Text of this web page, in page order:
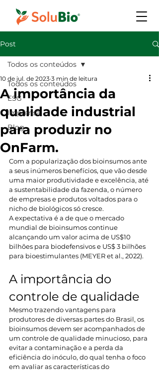
Post
Todos os conteúdos
ESG
Imprensa
Blog
Todos os conteúdos
A importância da
qualidade industrial
para produzir no
OnFarm.
10 de jul. de 2023 3 min de leitura
Com a popularização dos bioinsumos ante
a seus inúmeros benefícios, que vão desde
uma maior produtividade e excelência, até
a sustentabilidade da fazenda, o número
de empresas e produtos voltados para o
nicho de biológicos só cresce.
A expectativa é a de que o mercado
mundial de bioinsumos continue
alcançando um valor acima de US$10
bilhões para biodefensivos e US$ 3 bilhões
para bioestimulantes (MEYER et al., 2022).
A importância do
controle de qualidade
Mesmo trazendo vantagens para
produtores de diversas partes do Brasil, os
bioinsumos devem ser acompanhados de
um controle de qualidade minucioso, para
evitar a contaminação e a perda da
eficiência do inóculo, do qual tenha o foco
em avaliar as características do